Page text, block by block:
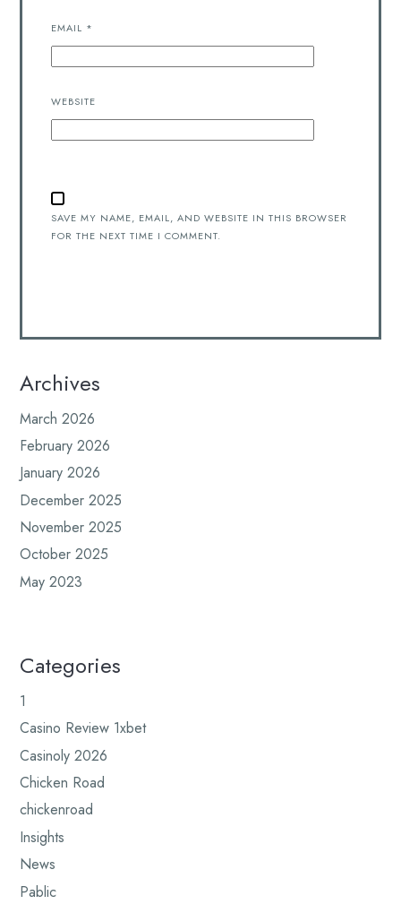
EMAIL *
WEBSITE
SAVE MY NAME, EMAIL, AND WEBSITE IN THIS BROWSER
FOR THE NEXT TIME I COMMENT.
Archives
March 2026
February 2026
January 2026
December 2025
November 2025
October 2025
May 2023
Categories
1
Casino Review 1xbet
Casinoly 2026
Chicken Road
chickenroad
Insights
News
Pablic